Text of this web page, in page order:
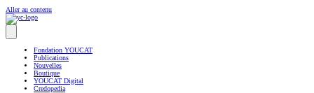
Aller au contenu
Fondation YOUCAT
Publications
Nouvelles
Boutique
YOUCAT Digital
Credopedia